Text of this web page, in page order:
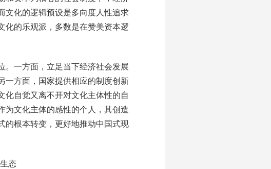
文化的逻辑预设是多向度人性追求
化的乐观派，多数是在赞美资本逻
一方面，立足当下经济社会发展
一方面，国家提供相应的制度创新
化自觉又离不开对文化主体性的自
为文化主体的感性的个人，其创造
的根本转变，更好地推动中国式现
态